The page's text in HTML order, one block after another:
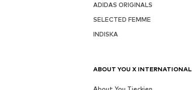
ADIDAS ORIGINALS
SELECTED FEMME
INDISKA
ABOUT YOU X INTERNATIONAL